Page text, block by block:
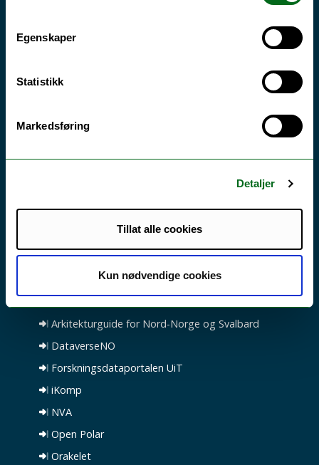
Egenskaper
Statistikk
Markedsføring
Detaljer
Tillat alle cookies
Kun nødvendige cookies
Alta
Harstad
Kunstakademiet
Psykologi og jus
Nyttige tjenester
Arkitekturguide for Nord-Norge og Svalbard
DataverseNO
Forskningsdataportalen UiT
iKomp
NVA
Open Polar
Orakelet